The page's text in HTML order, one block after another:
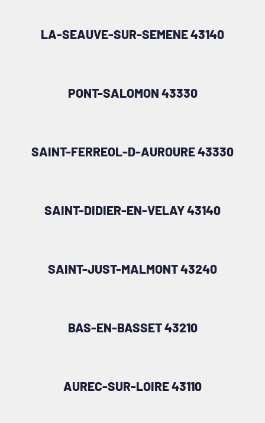
LA-SEAUVE-SUR-SEMENE 43140
PONT-SALOMON 43330
SAINT-FERREOL-D-AUROURE 43330
SAINT-DIDIER-EN-VELAY 43140
SAINT-JUST-MALMONT 43240
BAS-EN-BASSET 43210
AUREC-SUR-LOIRE 43110